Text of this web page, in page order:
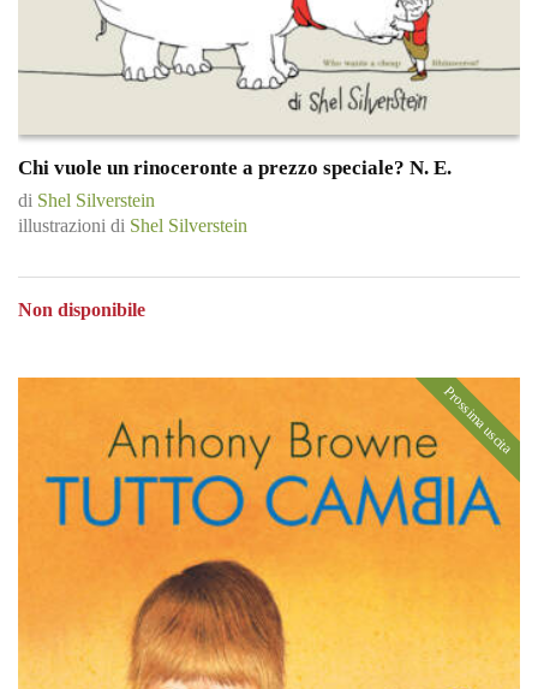
Chi vuole un rinoceronte a prezzo speciale? N. E.
di Shel Silverstein
illustrazioni di Shel Silverstein
Non disponibile
Prossima uscita